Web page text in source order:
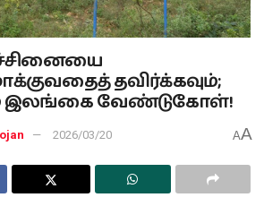
தவிர்க்கவும்;
இலங்கை வேண்டுகோள்!
2026/03/20 AA